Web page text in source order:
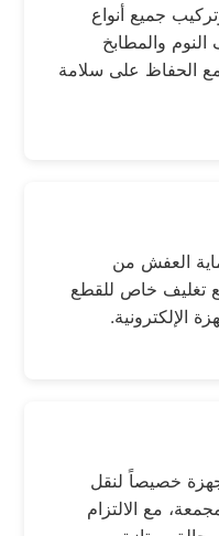
جميع أنواع
والمطابخ
مع الحفاظ على سلامة
العفش من
تغليف خاص للقطع
الإلكترونية.
خصيصاً لنقل
مع الالتزام